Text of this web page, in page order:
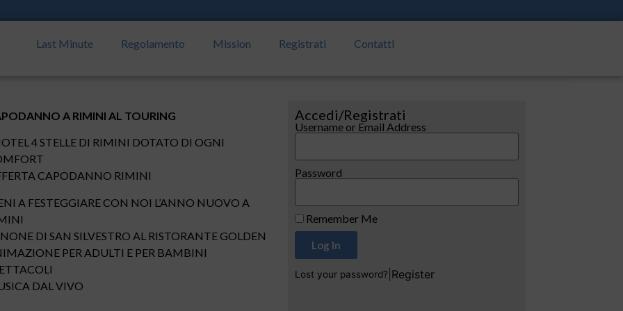
Last Minute Regolamento Mission Registrati Contatti
A RIMINI AL TOURING
4 STELLE DI RIMINI DOTATO DI OGNI
CAPODANNO RIMINI
A FESTEGGIARE CON NOI L’ANNO NUOVO A
DI SAN SILVESTRO AL RISTORANTE GOLDEN
PER ADULTI E PER BAMBINI
DAL VIVO
Accedi/Registrati
Username or Email Address
Password
Remember Me
Log In
Lost your password? Register